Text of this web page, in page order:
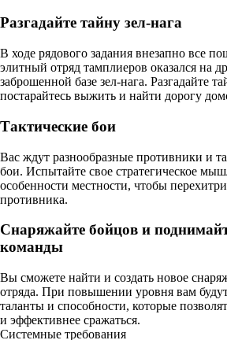
Разгадайте тайну зел-нага
В ходе рядового задания внезапно все
элитный отряд тамплиеров оказался на
заброшенной базе зел-нага. Разгадайте
постарайтесь выжить и найти дорогу
Тактические бои
Вас ждут разнообразные противники и
бои. Испытайте свое стратегическое
особенности местности, чтобы
противника.
Снаряжайте бойцов и
команды
Вы сможете найти и создать новое
отряда. При повышении уровня вам
таланты и способности, которые
и эффективнее сражаться.
Системные требования